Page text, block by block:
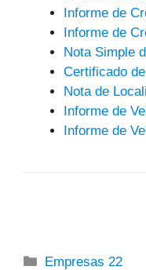
Informe de
Informe de
Nota Simple
Certificado
Nota de
Informe de
Informe de
Categorías
Empresas 22